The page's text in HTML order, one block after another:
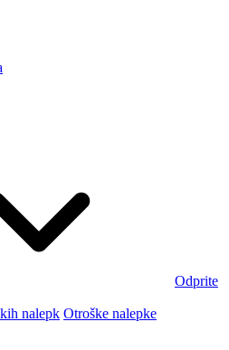
Odprite
nalepk Otroške nalepke